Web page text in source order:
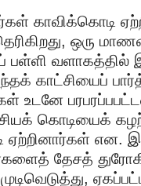
காவிக்கொடி
ஒரு
பள்ளி வளாகத்தில்
காட்சியைப்
உடனே
கொடியைக்
ஏற்றினார்கள் என.
தேசத்